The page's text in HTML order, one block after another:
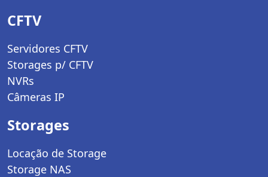
CFTV
Servidores CFTV
Storages p/ CFTV
NVRs
Câmeras IP
Storages
Locação de Storage
Storage NAS